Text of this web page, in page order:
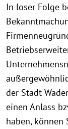
In loser Folge
der Stadt
einen Anlass
haben, können